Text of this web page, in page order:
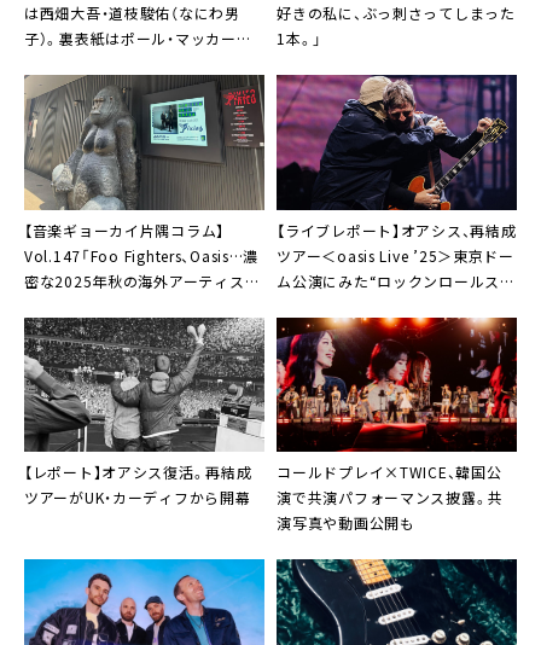
は西畑大吾・道枝駿佑（なにわ男
子）。裏表紙はポール・マッカート
好きの私に、ぶっ刺さってしまった
1本。」
【音楽ギョーカイ片隅コラム】
Vol.147「Foo Fighters、Oasis…濃
密な2025年秋の海外アーティスト
【ライブレポート】オアシス、再結成
ツアー＜oasis Live ’25＞東京ドー
ム公演にみた“ロックンロールスタ
【レポート】オアシス復活。再結成
ツアーがUK・カーディフから開幕
コールドプレイ×TWICE、韓国公
演で共演パフォーマンス披露。共
演写真や動画公開も